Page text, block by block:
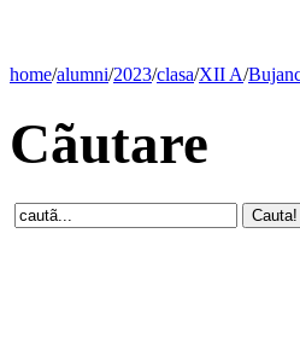
home/alumni/2023/clasa/XII A/
Cãutare